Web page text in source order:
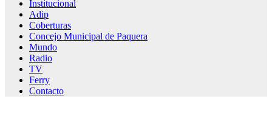
Institucional
Adip
Coberturas
Concejo Municipal de Paquera
Mundo
Radio
TV
Ferry
Contacto